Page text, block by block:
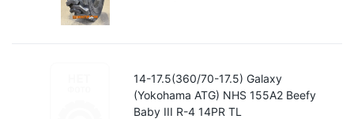
14-17.5(360/70-17.5) Galaxy
(Yokohama ATG) NHS 155A2 Beefy
Baby III R-4 14PR TL